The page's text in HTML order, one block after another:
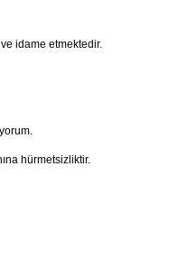
ve idame etmektedir.
hürmetsizliktir.